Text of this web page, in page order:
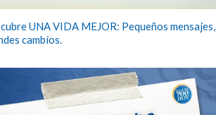
UNA VIDA MEJOR: Pequeños mensajes,
cambios.